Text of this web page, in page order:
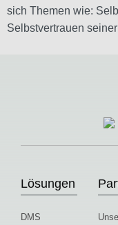
sich Themen wie:
Selbstvertrauen
Lösungen
DMS